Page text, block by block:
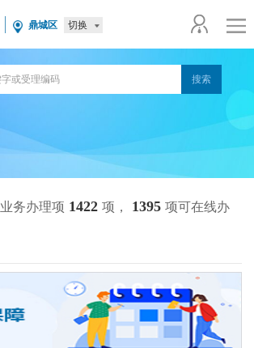
鼎城区 切换
业务办理项 1422 项， 1395 项可在线办